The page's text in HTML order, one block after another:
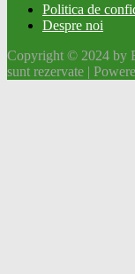
Politica de
Despre noi
Copyright © 2024 by
sunt rezervate |